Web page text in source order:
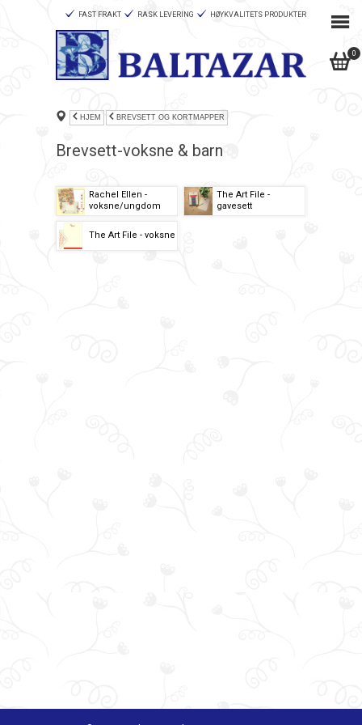
0
FAST FRAKT RASK LEVERING HØYKVALITETS PRODUKTER
HJEM BREVSETT OG KORTMAPPER
Brevsett-voksne & barn
Rachel Ellen -
voksne/ungdom
The Art File -
gavesett
The Art File - voksne